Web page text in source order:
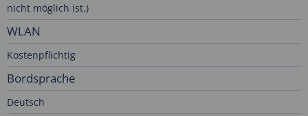
nicht möglich ist.)
WLAN
Kostenpflichtig
Bordsprache
Deutsch